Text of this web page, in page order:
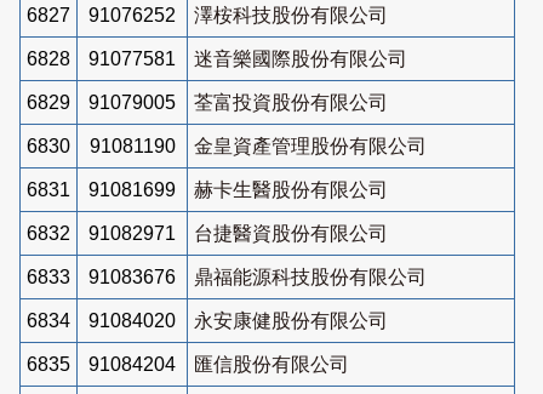
6827 91076252 澤桉科技股份有限公司
6828 91077581 迷音樂國際股份有限公司
6829 91079005 荃富投資股份有限公司
6830 91081190 金皇資產管理股份有限公司
6831 91081699 赫卡生醫股份有限公司
6832 91082971 台捷醫資股份有限公司
6833 91083676 鼎福能源科技股份有限公司
6834 91084020 永安康健股份有限公司
6835 91084204 匯信股份有限公司